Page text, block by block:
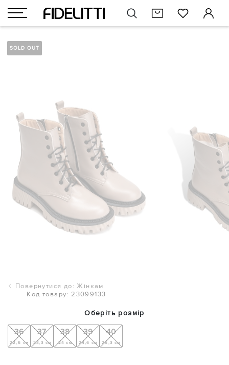
SOLD OUT
Повернутися до: Жінкам
Код товару: 23099133
Оберіть розмір
36
22,6 см
37
23,3 см
38
24 см
39
24,6 см
40
25,3 см